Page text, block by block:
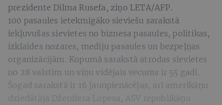
prezidente Dilma Rusefa, ziņo LETA/AFP.
100 pasaules ietekmīgāko sieviešu sarakstā
iekļuvušas sievietes no biznesa pasaules, politikas,
izklaides nozares, mediju pasaules un bezpeļņas
organizācijām. Kopumā sarakstā atrodas sievietes
no 28 valstīm un viņu vidējais vecums ir 55 gadi.
Šogad sarakstā ir 16 jaunpienācējas, arī amerikāņu
dziedātāja Dženifera Lopesa, ASV republikāņu